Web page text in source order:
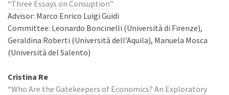
“Three Essays on Consuption”
Advisor: Marco Enrico Luigi Guidi
Committee: Leonardo Boncinelli (Università di Firenze),
Geraldina Roberti (Università dell’Aquila), Manuela Mosca
(Università del Salento)
Cristina Re
“Who Are the Gatekeepers of Economics? An Exploratory